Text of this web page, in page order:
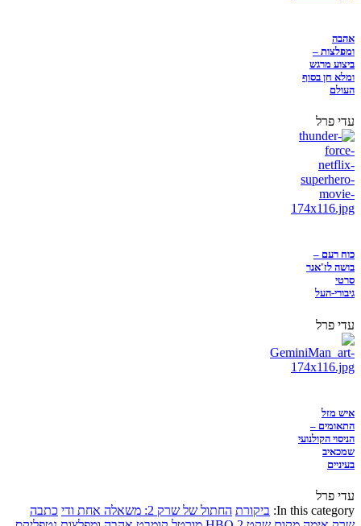
אהבה
ומפלצות –
ביצוע מרגש
ומלא חן בסוף
העולם
עדי פרל
כוח רעם –
בושה לז'אנר
סרטי
גיבורי-העל
עדי פרל
איש מזל
התאומים –
הניסוי הקולנועי
שמכאיב
בעיניים
עדי פרל
In this category: ביקורת החתול של שרק 2: משאלה אחת ודי
כתבה